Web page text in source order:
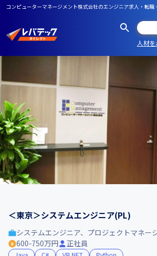
コンピューターマネージメント株式会社のエンジニア求人・転
人材
＜東京＞システムエンジニア(PL)
システムエンジニア、プロジェクトマネー
600-750万円
正社員